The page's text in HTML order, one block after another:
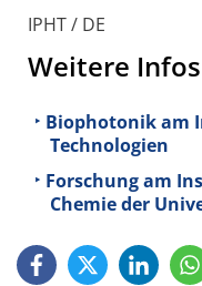
IPHT / DE
Weitere Infos
Biophotonik am
Technologien
Forschung am
Chemie der